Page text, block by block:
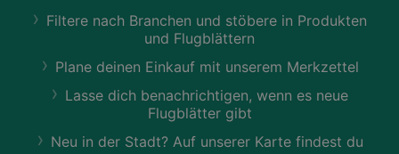
Filtere nach Branchen und stöbere in Produkten
und Flugblättern
Plane deinen Einkauf mit unserem Merkzettel
Lasse dich benachrichtigen, wenn es neue
Flugblätter gibt
Neu in der Stadt? Auf unserer Karte findest du